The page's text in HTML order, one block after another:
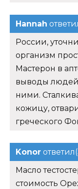
Hannah
России,
организм
Мастерон в
выводы людей
ними.
кожицу,
греческого
Konor
Масло
стоимость